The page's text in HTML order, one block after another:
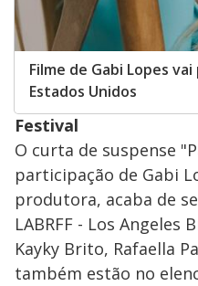
Filme de Gabi Lopes
Estados Unidos
Festival
O curta de suspense
participação de Gabi
produtora, acaba de
LABRFF - Los Angeles
Kayky Brito, Rafaella
também estão no